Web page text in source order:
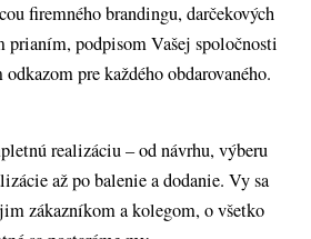
firemného brandingu, darčekových
prianím, podpisom Vašej spoločnosti
pre každého obdarovaného.
realizáciu – od návrhu, výberu
až po balenie a dodanie. Vy sa
zákazníkom a kolegom, o všetko